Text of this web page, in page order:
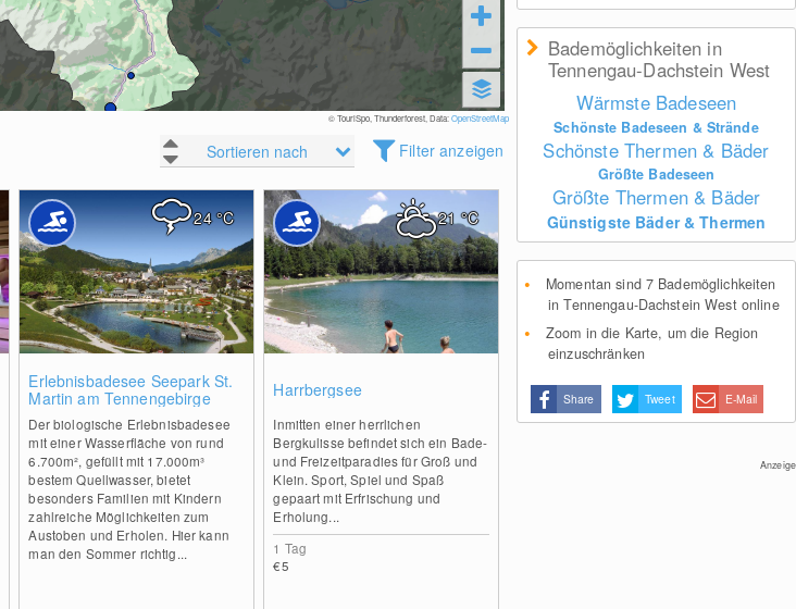
© TouriSpo, Thunderforest, Data:OpenStreetMap
Sortieren nach Filter anzeigen
Erlebnisbadesee Seepark St.
Martin am Tennengebirge
Der biologische Erlebnisbadesee
mit einer Wasserfläche von rund
6.700m², gefüllt mit 17.000m³
bestem Quellwasser, bietet
besonders Familien mit Kindern
zahlreiche Möglichkeiten zum
Austoben und Erholen. Hier kann
man den Sommer richtig...
24°C
Harrbergsee
Inmitten einer herrlichen
Bergkulisse befindet sich ein Bade-
und Freizeitparadies für Groß und
Klein. Sport, Spiel und Spaß
gepaart mit Erfrischung und
Erholung...
1 Tag
€5
21°C
Bademöglichkeiten in
Tennengau-Dachstein West
Wärmste Badeseen
Schönste Badeseen & Strände
Schönste Thermen & Bäder
Größte Badeseen
Größte Thermen & Bäder
Günstigste Bäder & Thermen
Momentan sind 7 Bademöglichkeiten
in Tennengau-Dachstein West online
Zoom in die Karte, um die Region
einzuschränken
Share Tweet E-Mail
Anzeige